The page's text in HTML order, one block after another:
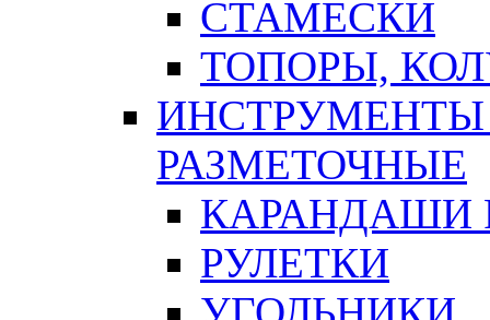
СТАМЕСКИ
ТОПОРЫ,
ИНСТРУМЕНТЫ
РАЗМЕТОЧНЫЕ
КАРАНДАШИ
РУЛЕТКИ